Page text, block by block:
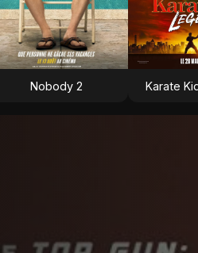
Nobody 2 Karate